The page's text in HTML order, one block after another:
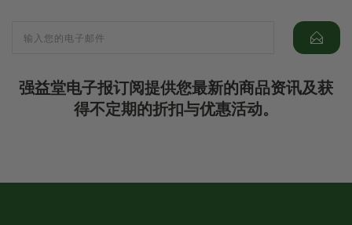
强益堂电子报订阅提供您最新的商品资讯及获
得不定期的折扣与优惠活动。